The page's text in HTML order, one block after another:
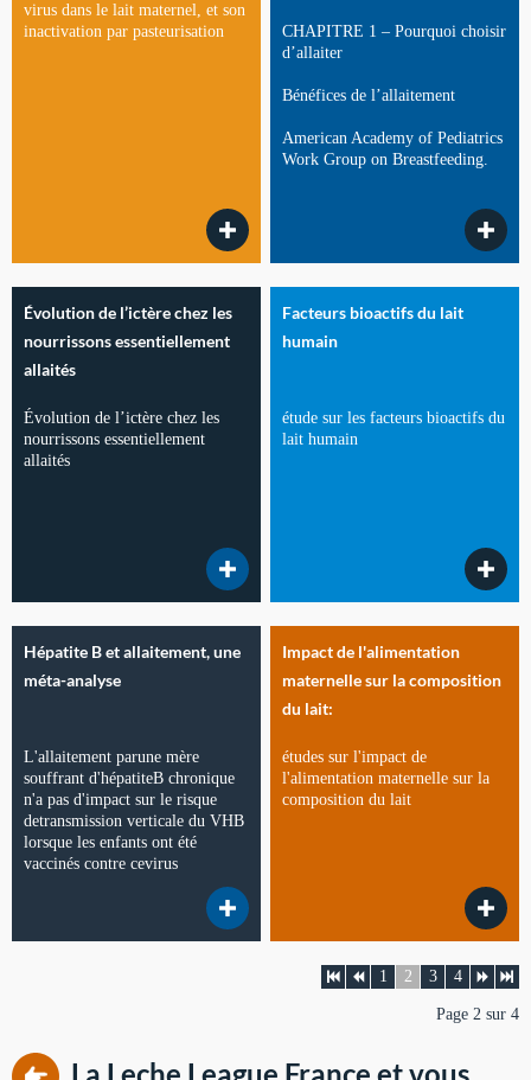
virus dans le lait maternel, et son
inactivation par pasteurisation
CHAPITRE 1 – Pourquoi choisir
d’allaiter
Bénéfices de l’allaitement
American Academy of Pediatrics
Work Group on Breastfeeding.
Évolution de l’ictère chez les
nourrissons essentiellement
allaités
Évolution de l’ictère chez les
nourrissons essentiellement
allaités
Facteurs bioactifs du lait
humain
étude sur les facteurs bioactifs du
lait humain
Hépatite B et allaitement, une
méta-analyse
L'allaitement parune mère
souffrant d'hépatiteB chronique
n'a pas d'impact sur le risque
detransmission verticale du VHB
lorsque les enfants ont été
vaccinés contre cevirus
Impact de l'alimentation
maternelle sur la composition
du lait:
études sur l'impact de
l'alimentation maternelle sur la
composition du lait
1 2 3 4
Page 2 sur 4